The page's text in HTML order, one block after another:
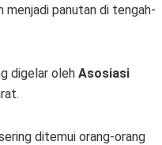
menjadi panutan di tengah-
digelar oleh Asosiasi
ditemui orang-orang